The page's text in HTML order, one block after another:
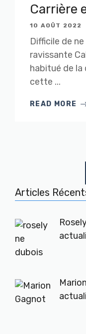
Carrière
10 AOÛT 2022
Difficile de
ravissante
habitué de la
cette ...
READ MORE
Articles